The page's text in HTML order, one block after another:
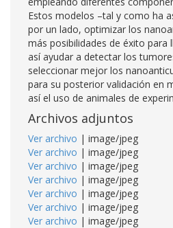
Estos modelos –tal y como ha
por un lado, optimizar los
más posibilidades de éxito para
así ayudar a detectar los
seleccionar mejor los
para su posterior validación en
así el uso de animales de
Archivos adjuntos
Ver archivo | image/jpeg
Ver archivo | image/jpeg
Ver archivo | image/jpeg
Ver archivo | image/jpeg
Ver archivo | image/jpeg
Ver archivo | image/jpeg
Ver archivo | image/jpeg